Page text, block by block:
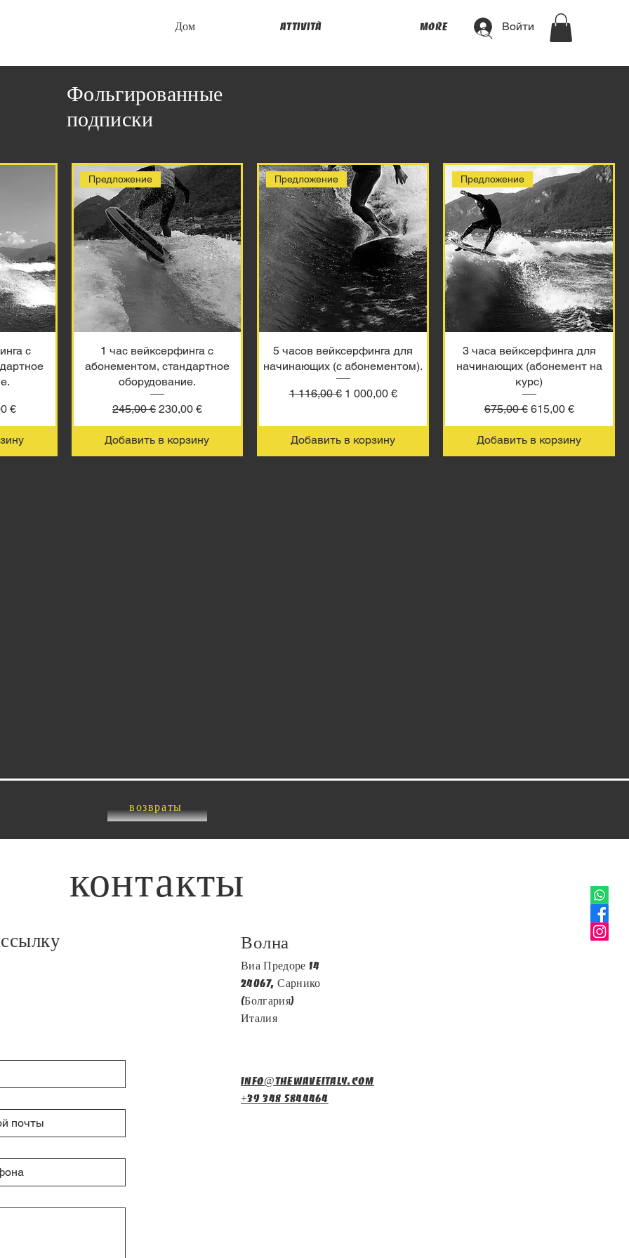
Дом attività More Войти
Фольгированные
подписки
с
скидкой
€
Предложение
1 час вейксерфинга с
абонементом, стандартное
оборудование.
Обычная цена
245,00 € Цена со скидкой
230,00 €
Добавить в корзину
Предложение
5 часов вейксерфинга для
начинающих (с абонементом).
Обычная цена
1 116,00 € Цена со скидкой
1 000,00 €
Добавить в корзину
Предложение
3 часа вейксерфинга для
начинающих (абонемент на
курс)
Обычная цена
675,00 € Цена со скидкой
615,00 €
Добавить в корзину
возвраты
контакты
Волна
Виа Предоре 14
24067, Сарнико
(Болгария)
Италия
info@thewaveitaly.com
+39 348 5844464